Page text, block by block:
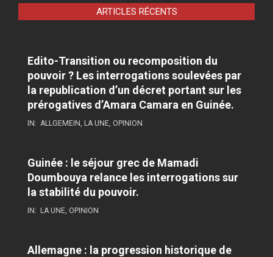
ARTICLES RÉCENTS
Edito-Transition ou recomposition du
pouvoir ? Les interrogations soulevées par
la republication d’un décret portant sur les
prérogatives d’Amara Camara en Guinée.
IN: ALLGEMEIN LA UNE OPINION
Guinée : le séjour grec de Mamadi
Doumbouya relance les interrogations sur
la stabilité du pouvoir.
IN: LA UNE OPINION
Allemagne : la progression historique de